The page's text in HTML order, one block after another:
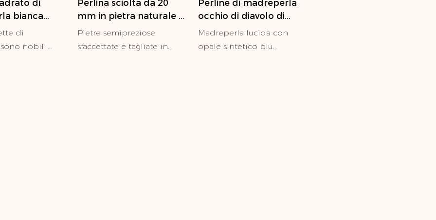
di
bianca
doppia
piatta da
di
nobili,
Perlina sciolta da 20
mm in pietra naturale di
alta qualità, occhio di
tigre bianco, turchese,
Pietre semipreziose
sfaccettate e tagliate in
Perline di madreperla
occhio di diavolo di
forma rotonda per la
creazione di gioielli
Madreperla lucida con
opale sintetico blu